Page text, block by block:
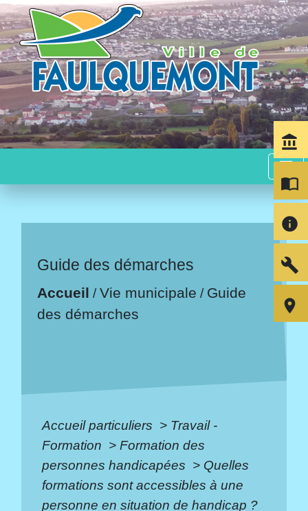
menu
Guide des démarches
Accueil /Vie municipale / Guide
des démarches
Accueil particuliers > Travail -
Formation > Formation des
personnes handicapées > Quelles
formations sont accessibles à une
personne en situation de handicap ?
account_balance
import_contacts
info
build
room